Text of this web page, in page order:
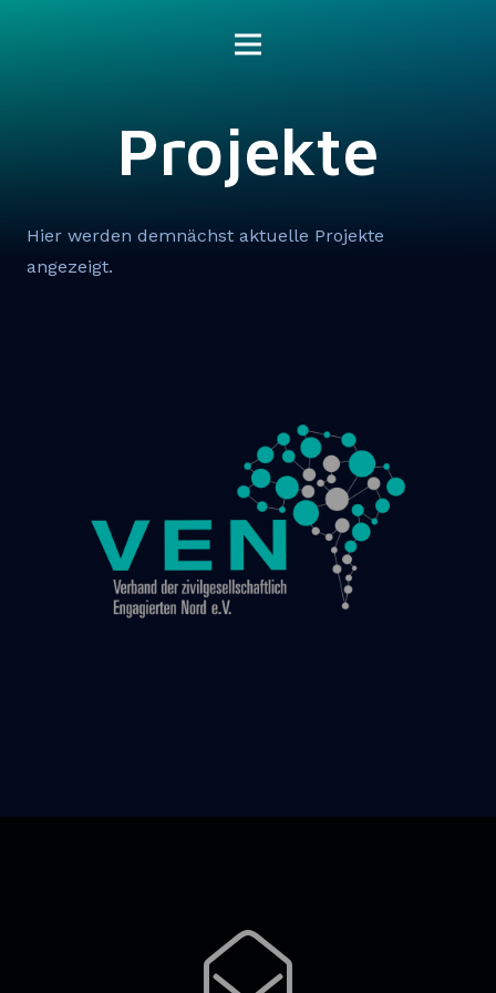
Projekte
Hier werden demnächst aktuelle Projekte
angezeigt.